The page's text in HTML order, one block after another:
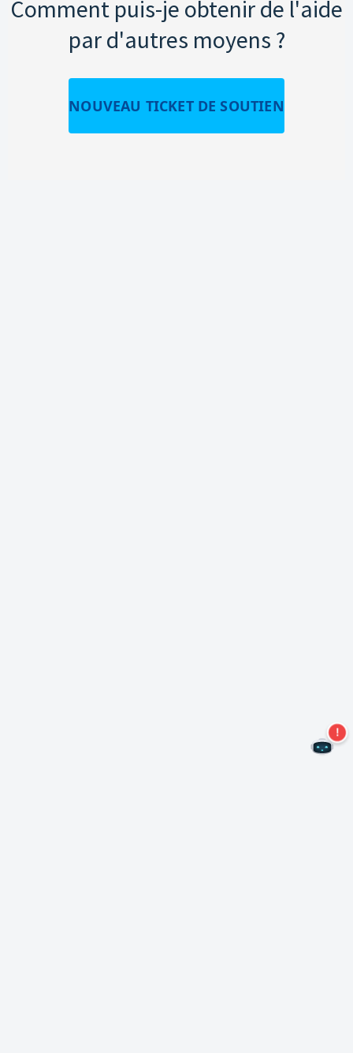
Comment puis-je obtenir de l'aide
par d'autres moyens ?
NOUVEAU TICKET DE SOUTIEN